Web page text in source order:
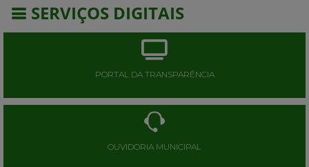
SERVIÇOS DIGITAIS
PORTAL DA TRANSPARÊNCIA
OUVIDORIA MUNICIPAL